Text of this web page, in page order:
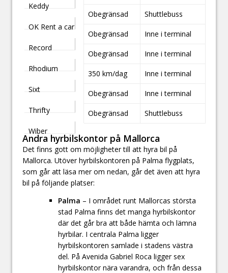
Keddy
OK Rent a car
Obegränsad Shuttlebuss
Record
Obegränsad Inne i terminal
Rhodium
Obegränsad Inne i terminal
Sixt
350 km/dag Inne i terminal
Thrifty
Obegränsad Inne i terminal
Wiber
Obegränsad Shuttlebuss
Andra hyrbilskontor på Mallorca
Det finns gott om möjligheter till att hyra bil på
Mallorca. Utöver hyrbilskontoren på Palma flygplats,
som går att läsa mer om nedan, går det även att hyra
bil på följande platser:
Palma – I området runt Mallorcas största
stad Palma finns det manga hyrbilskontor
där det går bra att både hämta och lämna
hyrbilar. I centrala Palma ligger
hyrbilskontoren samlade i stadens västra
del. På Avenida Gabriel Roca ligger sex
hyrbilskontor nära varandra, och från dessa